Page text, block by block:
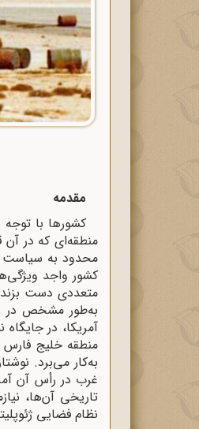
مقدمه
کشورها با توجه
منطقه‌ای که در آن
محدود به سیاست‌
کشور واجد
متعددی دست
به‌طور مشخص در
آمریکا، در
منطقه خلیج
به‌کار می‌برد.
غرب در رأس آن
تاریخی آن‌ها،
نظام فضایی